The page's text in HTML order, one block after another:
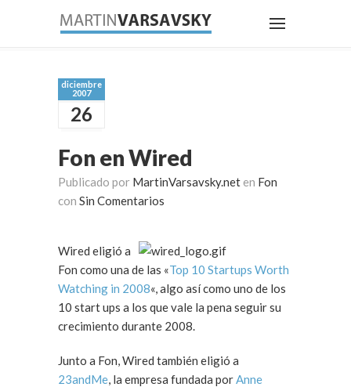
diciembre
2007
26
Fon en Wired
Publicado por MartinVarsavsky.net en Fon
con Sin Comentarios
Wired eligió a
Fon como una de las «Top 10 Startups Worth
Watching in 2008«, algo así como uno de los
10 start ups a los que vale la pena seguir su
crecimiento durante 2008.
Junto a Fon, Wired también eligió a
23andMe, la empresa fundada porAnne